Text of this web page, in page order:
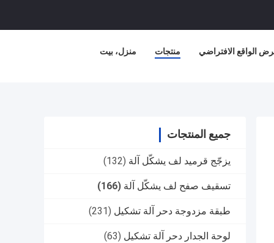
منزل، بيت منتجات الواقع الافتراضي
جميع المنتجات
يزجّج قرميد لف يشكّل آلة (132)
تسقيف صفح لف يشكّل آلة (166)
طبقة مزدوجة دحر آلة تشكيل (231)
لوحة الجدار دحر آلة تشكيل (63)